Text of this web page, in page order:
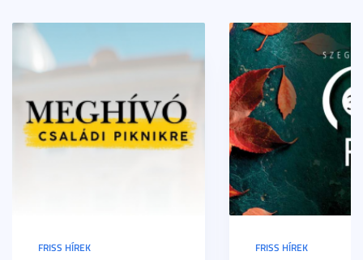
FRISS HÍREK FRISS HÍREK